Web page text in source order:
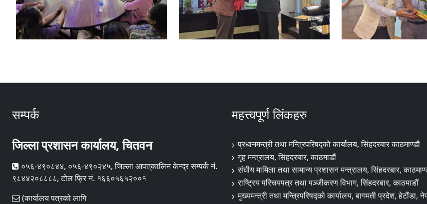
सम्पर्क
जिल्ला प्रशासन कार्यालय, चितवन
०५६-४९०८४४, ०५६-४९०२४५, जिल्ला आपत्‌कालिन केन्द्र सम्पर्क नं.
९८४४२०८८८८, टोल फ्रि नं. १६६०५६५२००१
(कार्यालय पत्रको लागि
महत्त्वपूर्ण लिंकहरु
प्रधानमन्त्री तथा मन्त्रिपरिषद्को कार्यालय, सिंहदरबार काठमाण्डौ
गृह मन्त्रालय, सिंहदरबार, काठमाडौं
संघीय मामिला तथा सामान्य प्रशासन मन्त्रालय, सिंहदरबार,
राष्ट्रिय परिचयपत्र तथा पञ्जीकरण विभाग, सिंहदरबार, काठमाडौं
मुख्यमन्त्री तथा मन्त्रिपरिषद्को कार्यालय, बागमती प्रदेश, हेटौंडा,